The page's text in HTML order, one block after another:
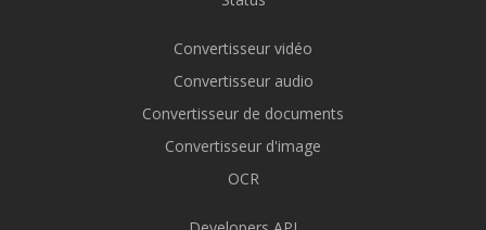
Convertisseur vidéo
Convertisseur audio
Convertisseur de documents
Convertisseur d'image
OCR